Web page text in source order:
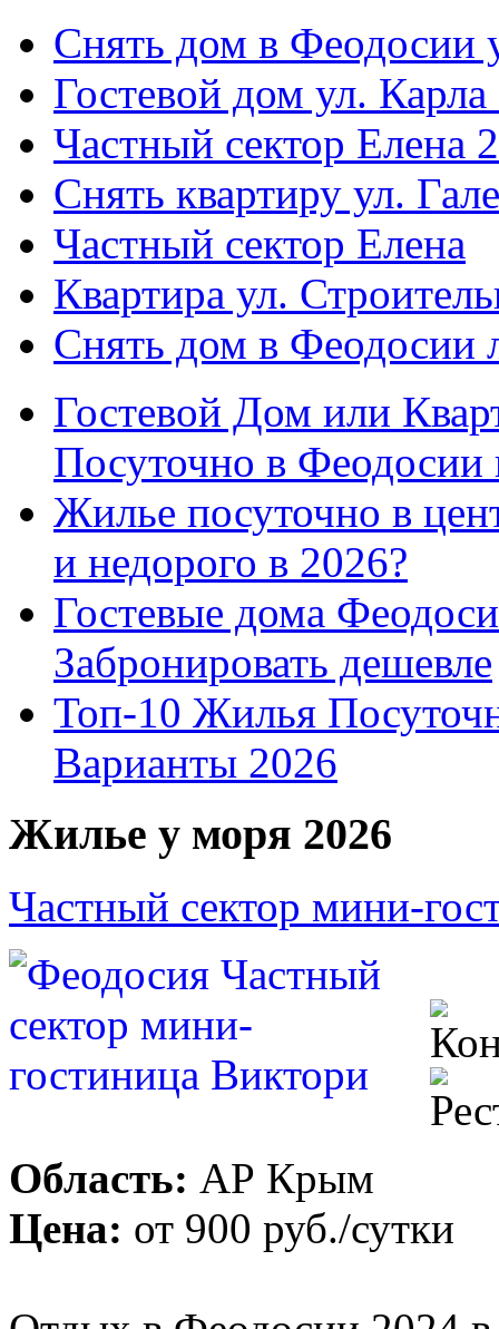
Снять дом в Феодосии
Гостевой дом ул.
Частный сектор Елена 2
Снять квартиру ул.
Частный сектор Елена
Квартира ул.
Снять дом в Феодосии
Гостевой Дом или
Посуточно в Феодосии
Жилье посуточно в
и недорого в 2026?
Гостевые дома
Забронировать дешевле
Топ-10 Жилья
Варианты 2026
Жилье у моря 2026
Частный сектор мини-
Область: АР Крым
Цена: от 900 руб./сутки